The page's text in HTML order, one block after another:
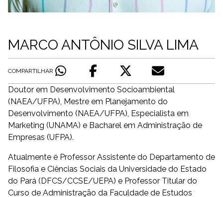
MARCO ANTÔNIO SILVA LIMA
COMPARTILHAR
Doutor em Desenvolvimento Socioambiental
(NAEA/UFPA), Mestre em Planejamento do
Desenvolvimento (NAEA/UFPA), Especialista em
Marketing (UNAMA) e Bacharel em Administração de
Empresas (UFPA).
Atualmente é Professor Assistente do Departamento de
Filosofia e Ciências Sociais da Universidade do Estado
do Pará (DFCS/CCSE/UEPA) e Professor Titular do
Curso de Administração da Faculdade de Estudos